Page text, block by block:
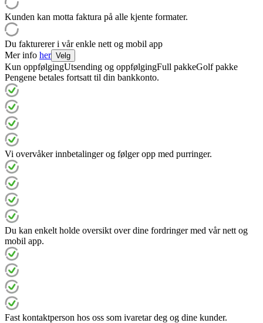
Kunden kan motta faktura på alle kjente formater.
Du fakturerer i vår enkle nett og mobil app
Mer info her Velg
Kun oppfølgingUtsending og oppfølgingFull pakkeGolf pakke
Pengene betales fortsatt til din bankkonto.
Vi overvåker innbetalinger og følger opp med purringer.
Du kan enkelt holde oversikt over dine fordringer med vår nett og
mobil app.
Fast kontaktperson hos oss som ivaretar deg og dine kunder.